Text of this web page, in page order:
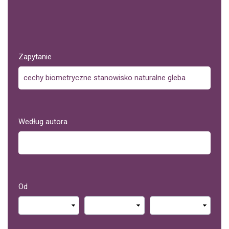
Zapytanie
Według autora
Od